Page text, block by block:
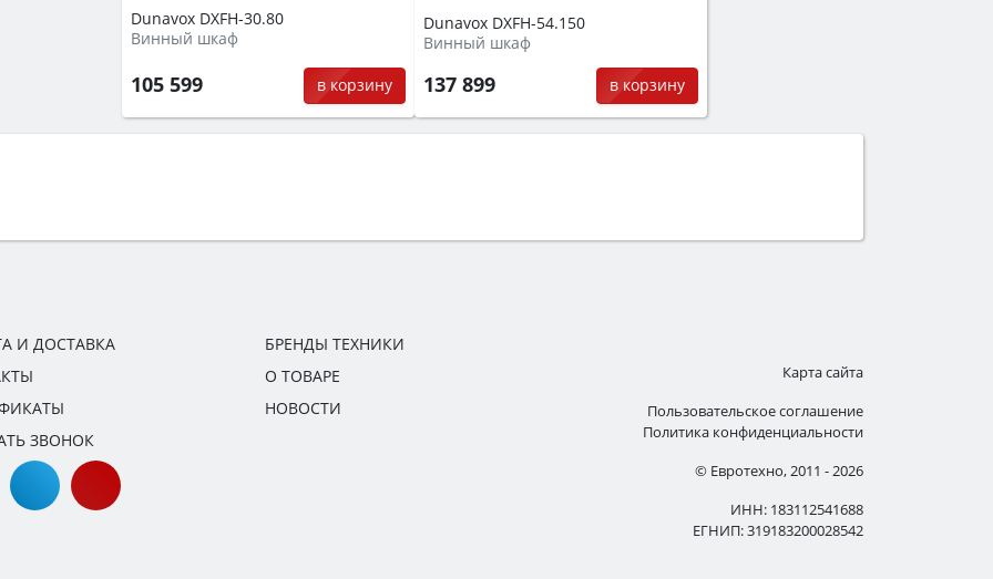
Dunavox DXFH-30.80
Винный шкаф
105 599 в корзину
Dunavox DXFH-54.150
Винный шкаф
137 899 в корзину
И ДОСТАВКА
ЗВОНОК
БРЕНДЫ ТЕХНИКИ
О ТОВАРЕ
НОВОСТИ
Карта сайта
Пользовательское соглашение
Политика конфиденциальности
© Евротехно, 2011 - 2026
ИНН: 183112541688
ЕГНИП: 319183200028542